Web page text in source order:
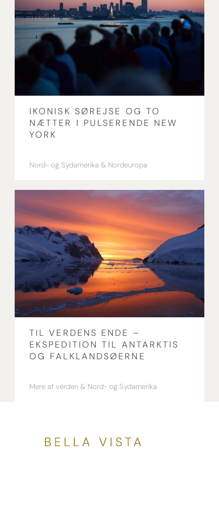
IKONISK SØREJSE OG TO
NÆTTER I PULSERENDE NEW
YORK
Nord- og Sydamerika Nordeuropa
TIL VERDENS ENDE –
EKSPEDITION TIL ANTARKTIS
OG FALKLANDSØERNE
Mere af verden Nord- og Sydamerika